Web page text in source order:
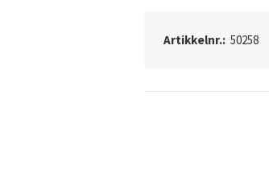
Artikkelnr.: 50258